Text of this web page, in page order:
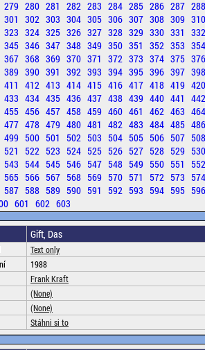
279 280 281 282 283 284 285 286 287 288
301 302 303 304 305 306 307 308 309 310
323 324 325 326 327 328 329 330 331 332
345 346 347 348 349 350 351 352 353 354
367 368 369 370 371 372 373 374 375 376
389 390 391 392 393 394 395 396 397 398
411 412 413 414 415 416 417 418 419 420
433 434 435 436 437 438 439 440 441 442
455 456 457 458 459 460 461 462 463 464
477 478 479 480 481 482 483 484 485 486
499 500 501 502 503 504 505 506 507 508
521 522 523 524 525 526 527 528 529 530
543 544 545 546 547 548 549 550 551 552
565 566 567 568 569 570 571 572 573 574
587 588 589 590 591 592 593 594 595 596
601 602 603
Gift, Das
Text only
1988
Frank Kraft
(None)
(None)
Stáhni si to